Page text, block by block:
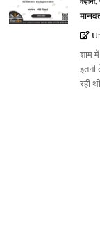
शाम
इतनी
रही